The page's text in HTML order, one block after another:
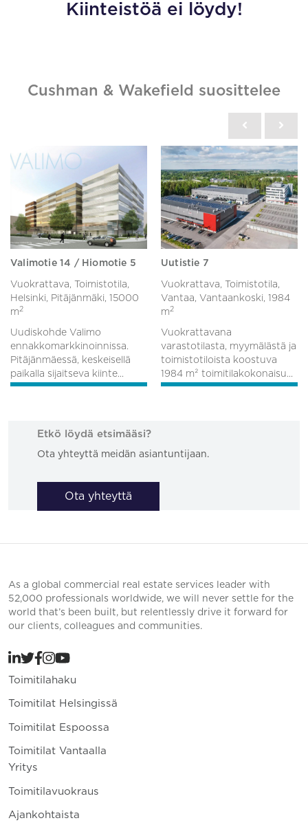
Kiinteistöä ei löydy!
Cushman & Wakefield suosittelee
Valimotie 14 / Hiomotie 5
Vuokrattava, Toimistotila,
Helsinki, Pitäjänmäki, 15000
m 2
Uudiskohde Valimo
ennakkomarkkinoinnissa.
Pitäjänmäessä, keskeisellä
paikalla sijaitseva kiinte...
Uutistie 7
Vuokrattava, Toimistotila,
Vantaa, Vantaankoski, 1984
m 2
Vuokrattavana
varastotilasta, myymälästä ja
toimistotiloista koostuva
1984 m² toimitilakokonaisu...
Etkö löydä etsimääsi?
Ota yhteyttä meidän asiantuntijaan.
Ota yhteyttä
As a global commercial real estate services leader with
52,000 professionals worldwide, we will never settle for the
world that’s been built, but relentlessly drive it forward for
our clients, colleagues and communities.
Toimitilahaku
Toimitilat Helsingissä
Toimitilat Espoossa
Toimitilat Vantaalla
Yritys
Toimitilavuokraus
Ajankohtaista